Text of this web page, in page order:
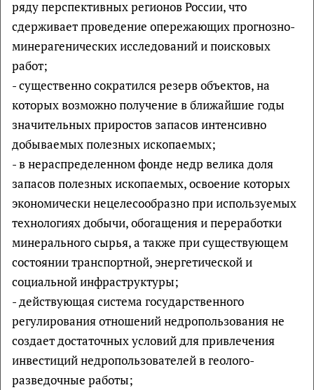
ряду перспективных регионов России, что
сдерживает проведение опережающих прогнозно-
минерагенических исследований и поисковых
работ;
- существенно сократился резерв объектов, на
которых возможно получение в ближайшие годы
значительных приростов запасов интенсивно
добываемых полезных ископаемых;
- в нераспределенном фонде недр велика доля
запасов полезных ископаемых, освоение которых
экономически нецелесообразно при используемых
технологиях добычи, обогащения и переработки
минерального сырья, а также при существующем
состоянии транспортной, энергетической и
социальной инфраструктуры;
- действующая система государственного
регулирования отношений недропользования не
создает достаточных условий для привлечения
инвестиций недропользователей в геолого-
разведочные работы;